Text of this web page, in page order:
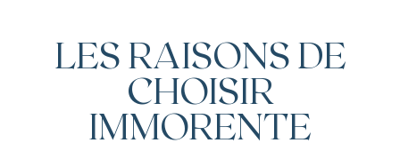
LES RAISONS DE
CHOISIR
IMMORENTE